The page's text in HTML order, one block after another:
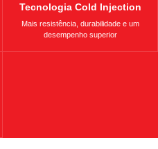
Tecnologia Cold Injection
Mais resistência, durabilidade e um
desempenho superior